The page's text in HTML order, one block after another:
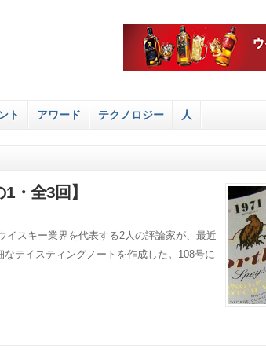
ト アワード テクノロジー 人
全3回】
スキー業界を代表する2人の評論家が、最近
テイスティングノートを作成した。108号に